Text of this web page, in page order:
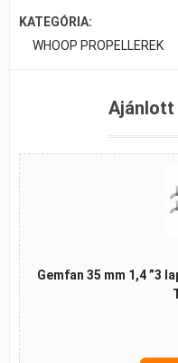
KATEGÓRIA:
WHOOP PROPELLEREK
Ajánlott
Gemfan 35 mm 1,4 ”3